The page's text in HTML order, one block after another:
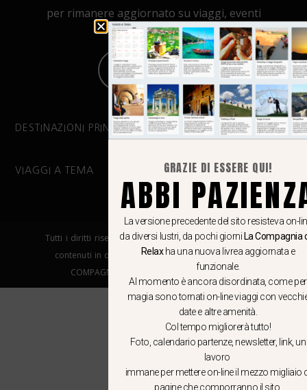
per rimanere aggiornato su viaggi, eventi
e notizie!
CLICCA QUI
DESTINAZIONI PRINCIPALI
VIAGGI A TEMA
Tutti i diritti riservati. E’ vietata la copia e la riproduzione dei
contenuti in qualsiasi modo o forma. – COPYRIGHT ©LA
COMPAGNIA DEL RELAX – Made in Springfield srl
GRAZIE DI ESSERE QUI!
ABBI
La versione precedente del sito resisteva on-
da diversi lustri, da pochi giorni La Compagnia
Relaxha una nuova livrea aggiornata e
funzionale.
Al momento è ancora disordinata, come per
magia sono tornati on-line viaggi con
date e altre amenità.
Col tempo migliorerà tutto!
Foto, calendario partenze, newsletter, link, un
lavoro
immane per mettere on-line il mezzo migliaio
pagine che comporranno il sito.